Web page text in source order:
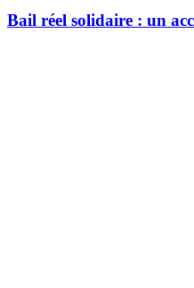
Bail réel solidaire : un